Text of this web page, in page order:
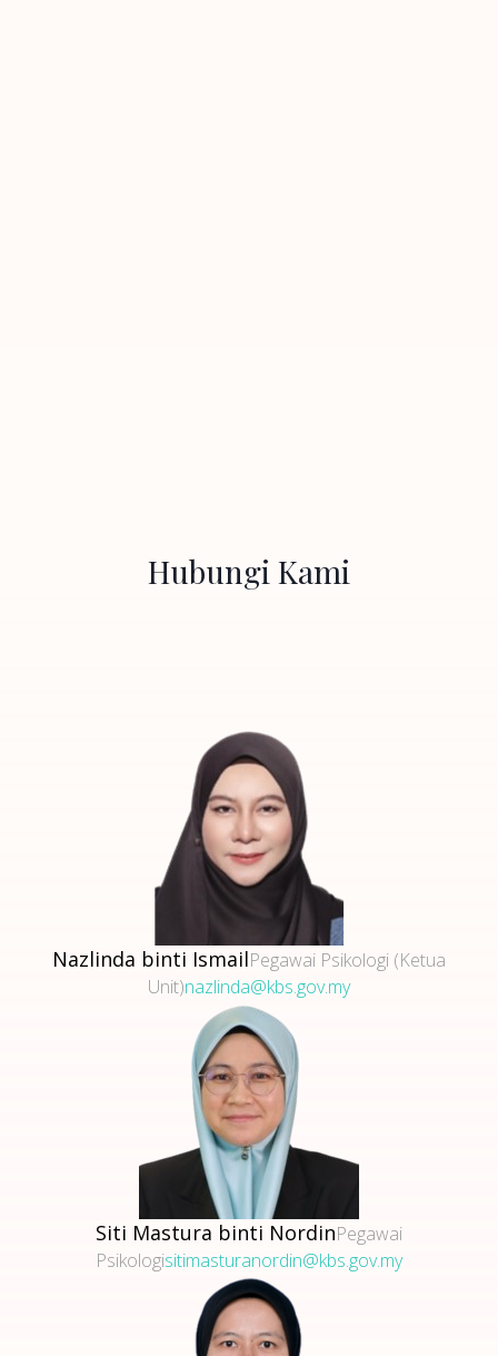
Hubungi Kami
Nazlinda binti IsmailPegawai Psikologi (Ketua
Unit)nazlinda@kbs.gov.my
Siti Mastura binti NordinPegawai
Psikologisitimasturanordin@kbs.gov.my